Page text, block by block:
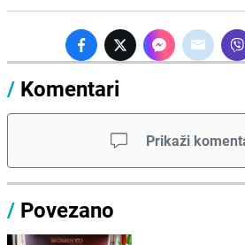
/ Komentari
Prikaži
/ Povezano